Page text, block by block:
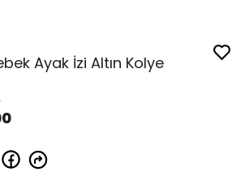
Ayak İzi Altın Kolye